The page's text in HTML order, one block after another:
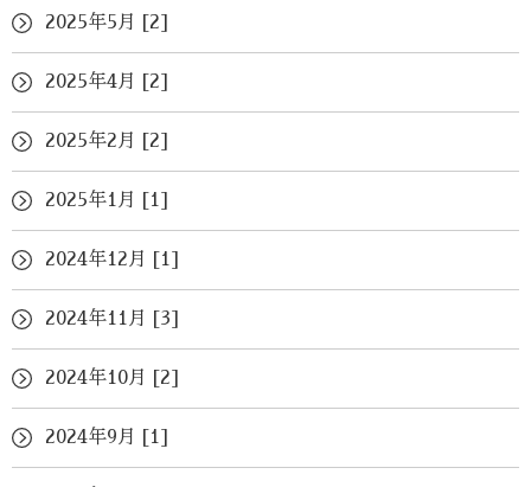
2025年5月 [2]
2025年4月 [2]
2025年2月 [2]
2025年1月 [1]
2024年12月 [1]
2024年11月 [3]
2024年10月 [2]
2024年9月 [1]